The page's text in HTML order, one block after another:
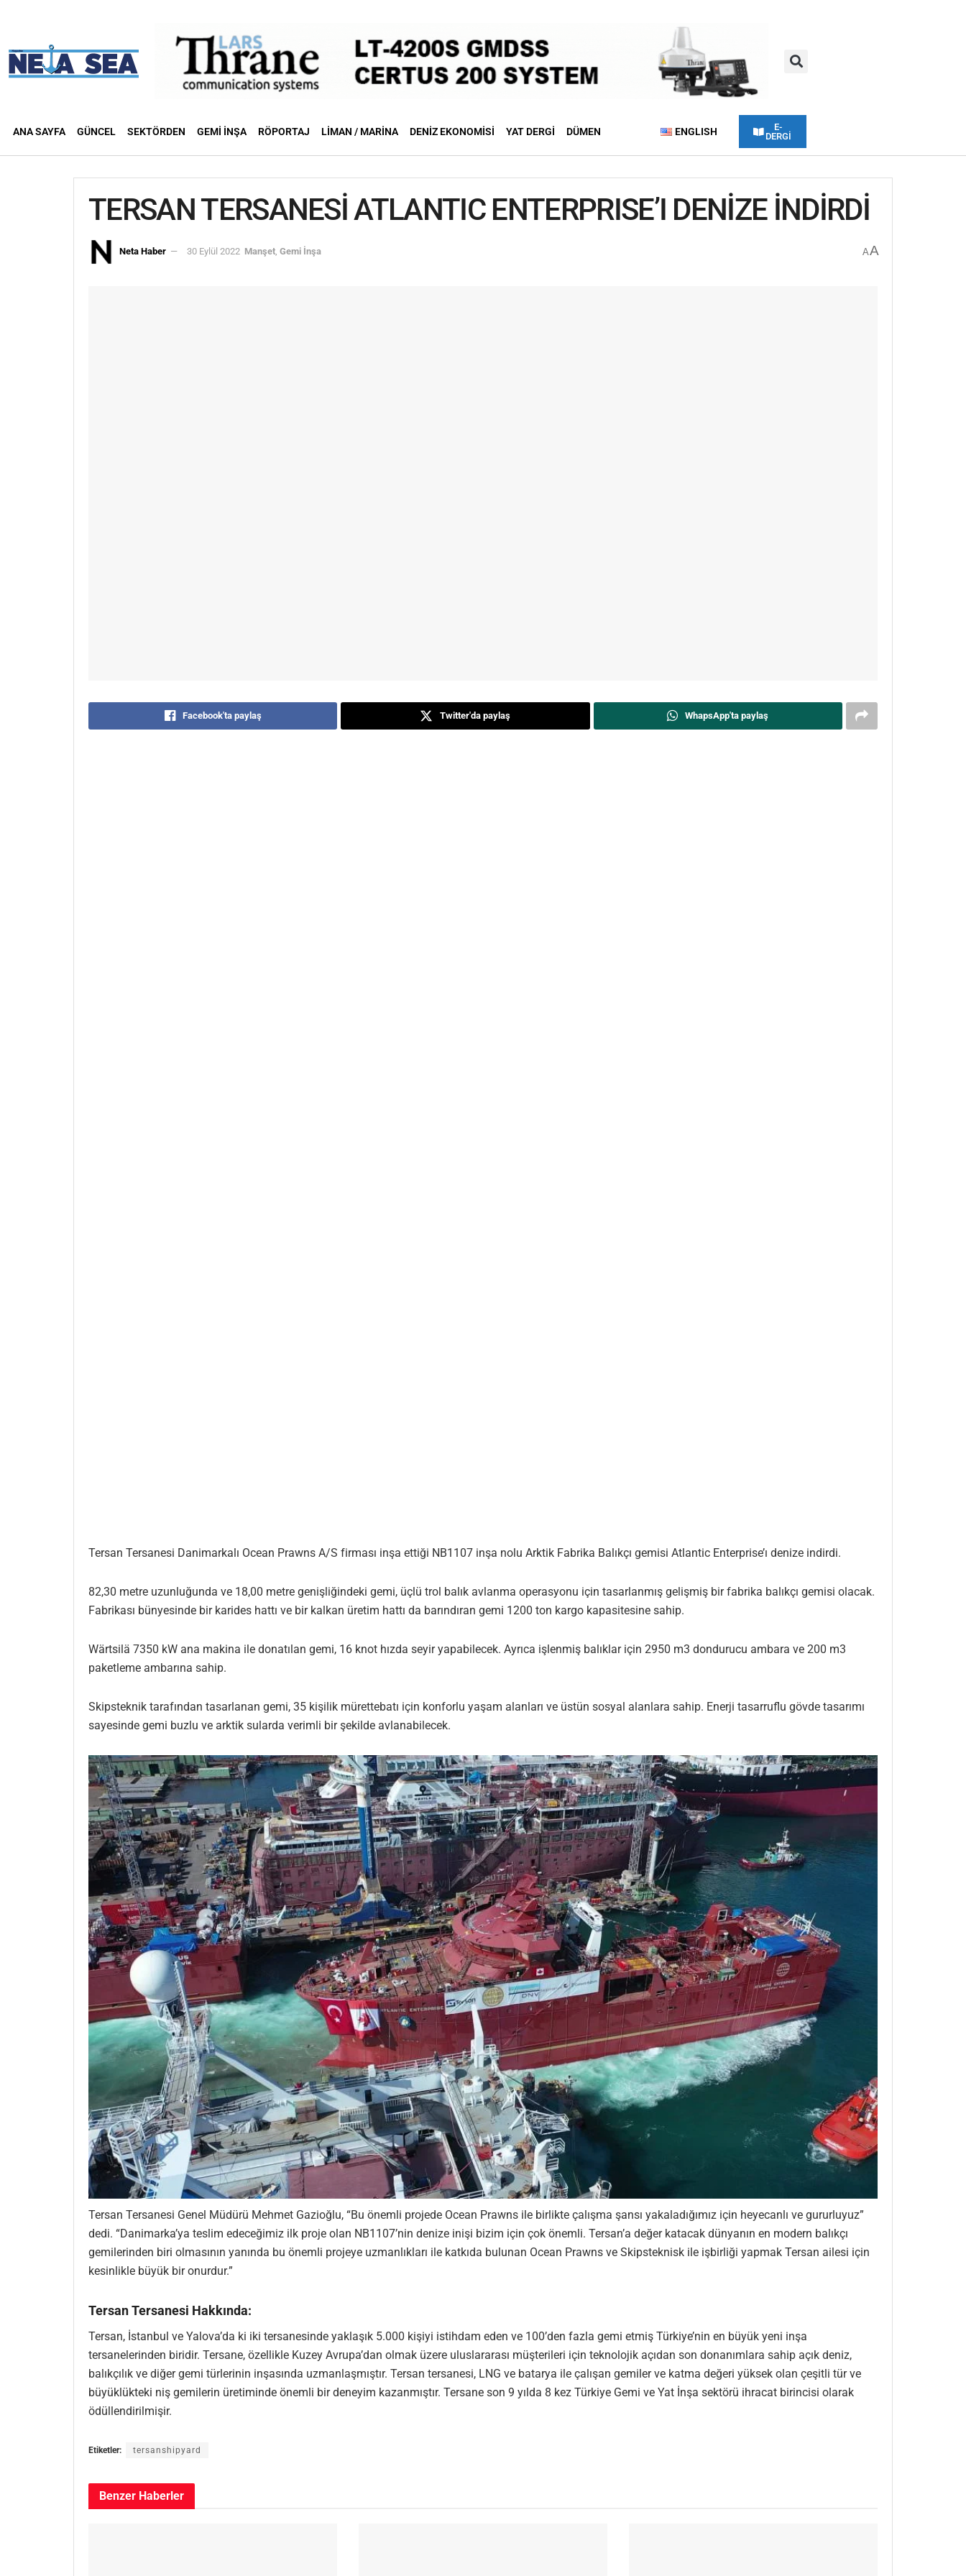
ANA SAYFA GÜNCEL SEKTÖRDEN GEMI İNŞA RÖPORTAJ LIMAN / MARINA DENIZ EKONOMISI YAT DERGI DÜMEN ENGLISH
E-
DERGİ
TERSAN TERSANESİ ATLANTIC ENTERPRISE’I DENİZE İNDİRDİ
Neta Haber 30 Eylül 2022 Manşet Gemi İnşa AA
Facebook'ta paylaş Twitter'da paylaş WhapsApp'ta paylaş
Tersan Tersanesi Danimarkalı Ocean Prawns A/S firması inşa ettiği NB1107 inşa nolu Arktik Fabrika Balıkçı gemisi Atlantic Enterprise’ı denize indirdi.
82,30 metre uzunluğunda ve 18,00 metre genişliğindeki gemi, üçlü trol balık avlanma operasyonu için tasarlanmış gelişmiş bir fabrika balıkçı gemisi olacak.
Fabrikası bünyesinde bir karides hattı ve bir kalkan üretim hattı da barındıran gemi 1200 ton kargo kapasitesine sahip.
Wärtsilä 7350 kW ana makina ile donatılan gemi, 16 knot hızda seyir yapabilecek. Ayrıca işlenmiş balıklar için 2950 m3 dondurucu ambara ve 200 m3
paketleme ambarına sahip.
Skipsteknik tarafından tasarlanan gemi, 35 kişilik mürettebatı için konforlu yaşam alanları ve üstün sosyal alanlara sahip. Enerji tasarruflu gövde tasarımı
sayesinde gemi buzlu ve arktik sularda verimli bir şekilde avlanabilecek.
Tersan Tersanesi Genel Müdürü Mehmet Gazioğlu, “Bu önemli projede Ocean Prawns ile birlikte çalışma şansı yakaladığımız için heyecanlı ve gururluyuz”
dedi. “Danimarka’ya teslim edeceğimiz ilk proje olan NB1107’nin denize inişi bizim için çok önemli. Tersan’a değer katacak dünyanın en modern balıkçı
gemilerinden biri olmasının yanında bu önemli projeye uzmanlıkları ile katkıda bulunan Ocean Prawns ve Skipsteknisk ile işbirliği yapmak Tersan ailesi için
kesinlikle büyük bir onurdur.”
Tersan Tersanesi Hakkında:
Tersan, İstanbul ve Yalova’da ki iki tersanesinde yaklaşık 5.000 kişiyi istihdam eden ve 100’den fazla gemi etmiş Türkiye’nin en büyük yeni inşa
tersanelerinden biridir. Tersane, özellikle Kuzey Avrupa’dan olmak üzere uluslararası müşterileri için teknolojik açıdan son donanımlara sahip açık deniz,
balıkçılık ve diğer gemi türlerinin inşasında uzmanlaşmıştır. Tersan tersanesi, LNG ve batarya ile çalışan gemiler ve katma değeri yüksek olan çeşitli tür ve
büyüklükteki niş gemilerin üretiminde önemli bir deneyim kazanmıştır. Tersane son 9 yılda 8 kez Türkiye Gemi ve Yat İnşa sektörü ihracat birincisi olarak
ödüllendirilmişir.
Etiketler: tersanshipyard
Benzer Haberler